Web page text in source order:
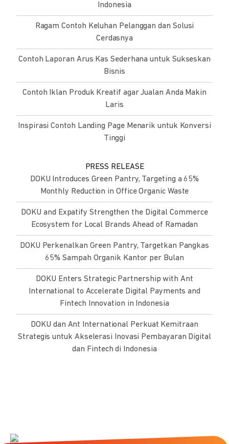
Indonesia
Ragam Contoh Keluhan Pelanggan dan Solusi
Cerdasnya
Contoh Laporan Arus Kas Sederhana untuk Sukseskan
Bisnis
Contoh Iklan Produk Kreatif agar Jualan Anda Makin
Laris
Inspirasi Contoh Landing Page Menarik untuk Konversi
Tinggi
PRESS RELEASE
DOKU Introduces Green Pantry, Targeting a 65%
Monthly Reduction in Office Organic Waste
DOKU and Expatify Strengthen the Digital Commerce
Ecosystem for Local Brands Ahead of Ramadan
DOKU Perkenalkan Green Pantry, Targetkan Pangkas
65% Sampah Organik Kantor per Bulan
DOKU Enters Strategic Partnership with Ant
International to Accelerate Digital Payments and
Fintech Innovation in Indonesia
DOKU dan Ant International Perkuat Kemitraan
Strategis untuk Akselerasi Inovasi Pembayaran Digital
dan Fintech di Indonesia